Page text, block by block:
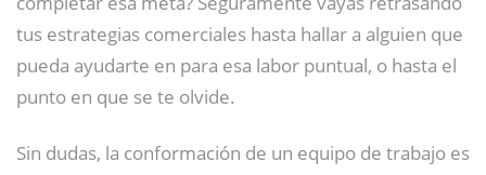
tus estrategias comerciales hasta hallar a alguien que
pueda ayudarte en para esa labor puntual, o hasta el
punto en que se te olvide.
Sin dudas, la conformación de un equipo de trabajo es